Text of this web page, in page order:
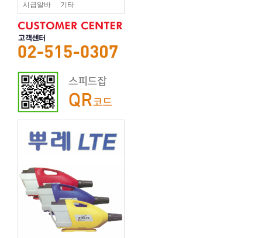
시급알바 기타